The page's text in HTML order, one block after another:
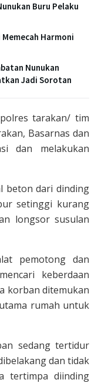
Buru Pelaku
Harmoni
Nunukan
Jadi Sorotan
tarakan/ tim
Basarnas dan
dan melakukan
beton dari dinding
setinggi kurang
longsor susulan
pemotong dan
keberdaan
korban ditemukan
rumah untuk
sedang tertidur
dan tidak
tertimpa diinding